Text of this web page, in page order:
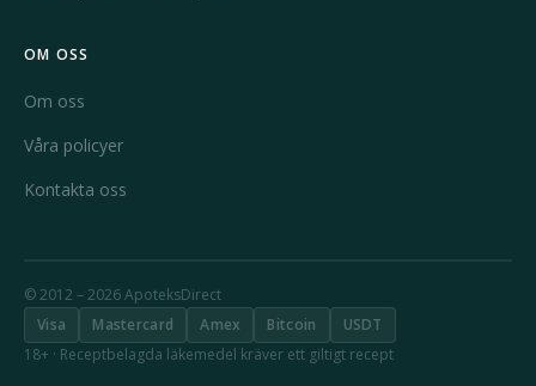
OM OSS
Om oss
Våra policyer
Kontakta oss
© 2012 – 2026 ApoteksDirect
Visa
Mastercard Amex Bitcoin
USDT
18+ · Receptbelagda läkemedel kräver ett giltigt recept